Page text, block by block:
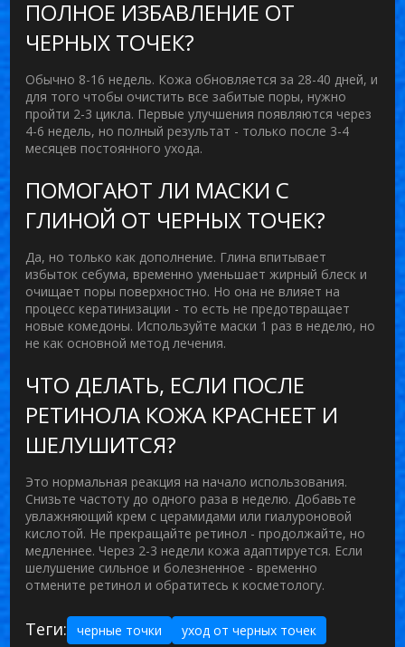
ПОЛНОЕ ИЗБАВЛЕНИЕ ОТ
ЧЕРНЫХ ТОЧЕК?
Обычно 8-16 недель. Кожа обновляется за 28-40 дней, и
для того чтобы очистить все забитые поры, нужно
пройти 2-3 цикла. Первые улучшения появляются через
4-6 недель, но полный результат - только после 3-4
месяцев постоянного ухода.
ПОМОГАЮТ ЛИ МАСКИ С
ГЛИНОЙ ОТ ЧЕРНЫХ ТОЧЕК?
Да, но только как дополнение. Глина впитывает
избыток себума, временно уменьшает жирный блеск и
очищает поры поверхностно. Но она не влияет на
процесс кератинизации - то есть не предотвращает
новые комедоны. Используйте маски 1 раз в неделю, но
не как основной метод лечения.
ЧТО ДЕЛАТЬ, ЕСЛИ ПОСЛЕ
РЕТИНОЛА КОЖА КРАСНЕЕТ И
ШЕЛУШИТСЯ?
Это нормальная реакция на начало использования.
Снизьте частоту до одного раза в неделю. Добавьте
увлажняющий крем с церамидами или гиалуроновой
кислотой. Не прекращайте ретинол - продолжайте, но
медленнее. Через 2-3 недели кожа адаптируется. Если
шелушение сильное и болезненное - временно
отмените ретинол и обратитесь к косметологу.
Теги: черные точки
уход от черных точек